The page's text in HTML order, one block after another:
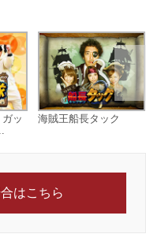
ッ
海賊王船長タック
はこちら